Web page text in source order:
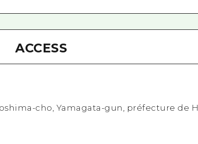
ACCESS
cho, Yamagata-gun, préfecture de H